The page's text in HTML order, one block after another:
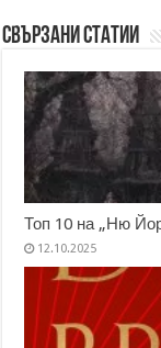
Свързани статии
Топ 10 на „Ню
12.10.2025